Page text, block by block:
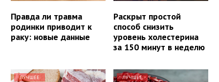
Правда ли травма
родинки приводит к
раку: новые данные
Раскрыт простой
способ снизить
уровень холестерина
за 150 минут в неделю
ЛУЧШЕЕ ЛУЧШЕЕ